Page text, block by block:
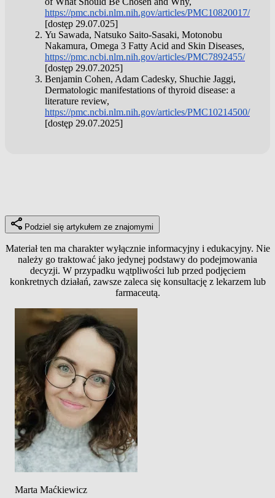
https://pmc.ncbi.nlm.nih.gov/articles/PMC10820017/
[dostęp 29.07.025]
Yu Sawada, Natsuko Saito-Sasaki, Motonobu
Nakamura, Omega 3 Fatty Acid and Skin Diseases,
https://pmc.ncbi.nlm.nih.gov/articles/PMC7892455/
[dostęp 29.07.2025]
Benjamin Cohen, Adam Cadesky, Shuchie Jaggi,
Dermatologic manifestations of thyroid disease: a
literature review,
https://pmc.ncbi.nlm.nih.gov/articles/PMC10214500/
[dostęp 29.07.2025]
Podziel się artykułem ze znajomymi
Materiał ten ma charakter wyłącznie informacyjny i edukacyjny. Nie
należy go traktować jako jedynej podstawy do podejmowania
decyzji. W przypadku wątpliwości lub przed podjęciem
konkretnych działań, zawsze zaleca się konsultację z lekarzem lub
farmaceutą.
Marta Maćkiewicz